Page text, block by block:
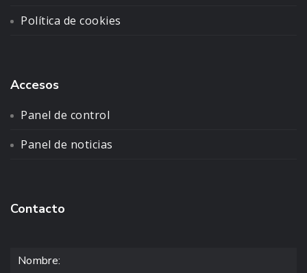
Política de cookies
Accesos
Panel de control
Panel de noticias
Contacto